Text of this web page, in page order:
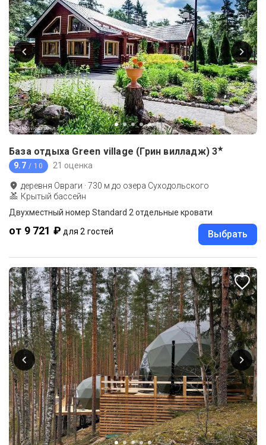
База отдыха Green village (Грин вилладж) 3★
9.7 / 10 21 оценка
деревня Овраги ·730 м до озера Суходольского
Крытый бассейн
Двухместный номер Standard 2 отдельные кровати
от 9 721 ₽ для 2 гостей Выбрать